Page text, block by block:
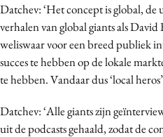
Datchev: ‘Het concept is global, de
verhalen van global giants als
weliswaar voor een breed publiek
succes te hebben op de lokale
te hebben. Vandaar dus ‘local
Datchev: ‘Alle giants zijn
uit de podcasts gehaald, zodat de